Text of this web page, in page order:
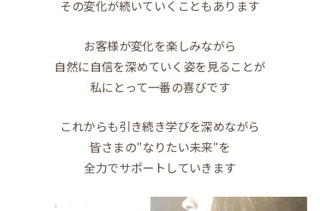
その変化が続いていくこともあります
お客様が変化を楽しみながら
自然に自信を深めていく姿を見ることが
私にとって一番の喜びです
これからも引き続き学びを深めながら
皆さまの″なりたい未来″を
全力でサポートしていきます